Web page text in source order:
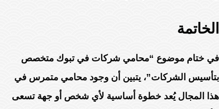
الخاتمة
في ختام موضوع “محامي شركات في تبوك متخصص
بتأسيس الشركات”، يتبين أن وجود محامي متمرس في
هذا المجال يُعد خطوة أساسية لأي شخص أو جهة تسعى